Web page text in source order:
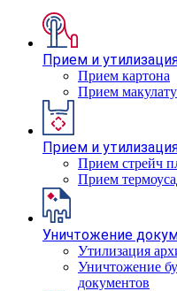
Прием и
Прием картона
Прием
Прием и
Прием стрейч
Прием
Уничтожение
Утилизация
Уничтожение
документов